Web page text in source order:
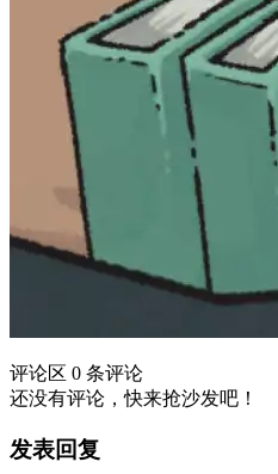
评论区 0 条评论
还没有评论，快来抢沙发吧！
发表回复